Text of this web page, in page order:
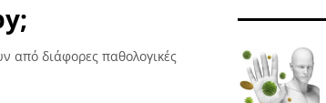
από διάφορες παθολογικές